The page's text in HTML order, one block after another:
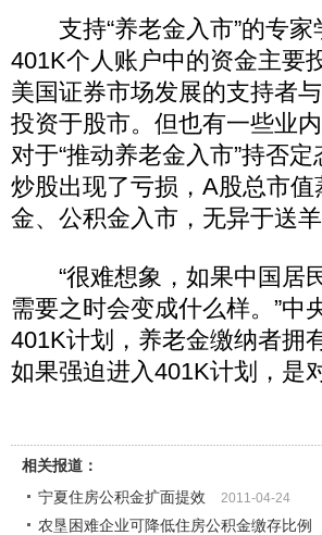
支持“养老金入市”的专家
401K个人账户中的资金主要
美国证券市场发展的支持者
投资于股市。但也有一些业
对于“推动养老金入市”持否
炒股出现了亏损，A股总市
金、公积金入市，无异于送
“很难想象，如果中国居
需要之时会变成什么样。”中
401K计划，养老金缴纳者拥
如果强迫进入401K计划，是
相关报道：
宁夏住房公积金扩面提效
2011-04-24
农垦困难企业可降低住房公积金缴存比例